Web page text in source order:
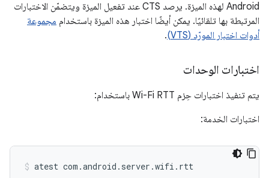
Android لهذه الميزة. يرصد CTS عند تفعيل الميزة ويتضمّن الاختبارات
المرتبطة بها تلقائيًا. يمكن أيضًا اختبار هذه الميزة باستخدام مجموعة
أدوات اختبار المورّد (VTS)
.
اختبارات الوحدات
يتم تنفيذ اختبارات حِزم Wi-Fi RTT باستخدام:
اختبارات الخدمة:
atest com.android.server.wifi.rtt